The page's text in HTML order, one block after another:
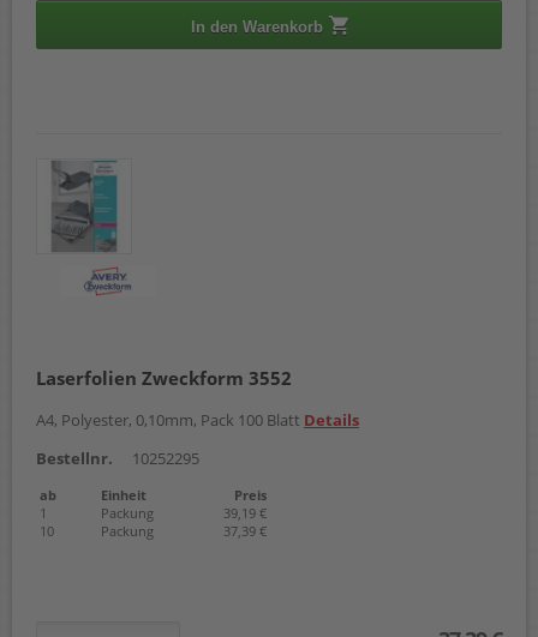
In den Warenkorb
Laserfolien Zweckform 3552
A4, Polyester, 0,10mm, Pack 100 Blatt Details
Bestellnr.
10252295
ab Einheit
Preis
1
Packung
39,19 €
10
Packung 37,39 €